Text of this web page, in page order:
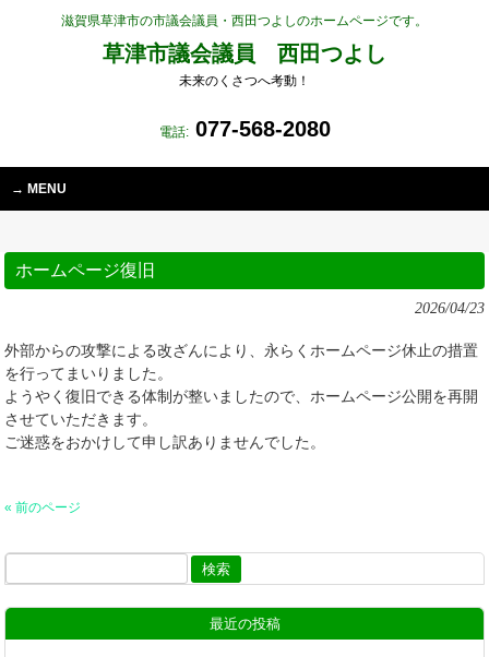
滋賀県草津市の市議会議員・西田つよしのホームページです。
草津市議会議員 西田つよし
未来のくさつへ考動！
電話:077-568-2080
MENU
ホームページ復旧
2026/04/23
外部からの攻撃による改ざんにより、永らくホームページ休止の措置
を行ってまいりました。
ようやく復旧できる体制が整いましたので、ホームページ公開を再開
させていただきます。
ご迷惑をおかけして申し訳ありませんでした。
« 前のページ
索:
最近の投稿